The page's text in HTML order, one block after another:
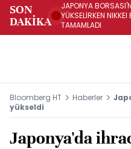
SON
DAKİKA
JAPONYA
YÜKSELİRKEN
TAMAMLADI
Bloomberg HT Haberler
yükseldi
Japonya'da